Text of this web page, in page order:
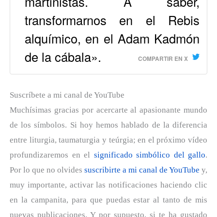
transformarnos en el Rebis
alquímico, en el Adam Kadmón
de la cábala».
COMPARTIR EN X
Suscríbete a mi canal de YouTube
Muchísimas gracias por acercarte al apasionante mundo
de los símbolos. Si hoy hemos hablado de la diferencia
entre liturgia, taumaturgia y teúrgia; en el próximo vídeo
profundizaremos en el significado simbólico del gallo.
Por lo que no olvides suscribirte a mi canal de YouTube y,
muy importante, activar las notificaciones haciendo clic
en la campanita, para que puedas estar al tanto de mis
nuevas publicaciones. Y por supuesto, si te ha gustado